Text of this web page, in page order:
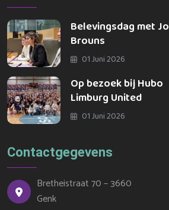
Belevingsdag met Jo
Brouns
01 Juni 2026
Op bezoek bij Hubo
Limburg United
01 Juni 2026
Contactgegevens
Bretheistraat 70 – 3660
Genk